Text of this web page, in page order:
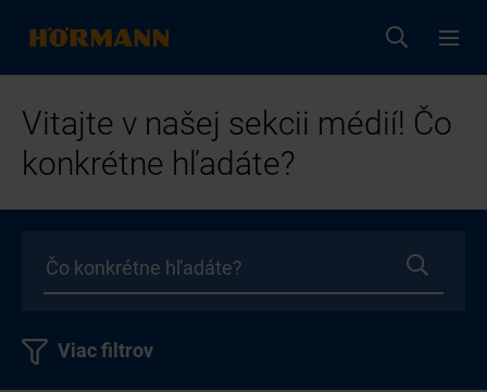
Vitajte v našej sekcii médií! Čo
konkrétne hľadáte?
Viac filtrov